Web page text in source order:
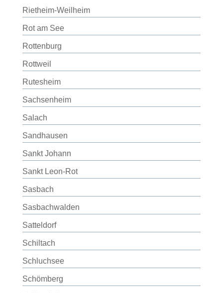
Rietheim-Weilheim
Rot am See
Rottenburg
Rottweil
Rutesheim
Sachsenheim
Salach
Sandhausen
Sankt Johann
Sankt Leon-Rot
Sasbach
Sasbachwalden
Satteldorf
Schiltach
Schluchsee
Schömberg